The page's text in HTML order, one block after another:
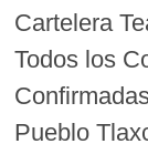
Cartelera
Todos los
Pueblo